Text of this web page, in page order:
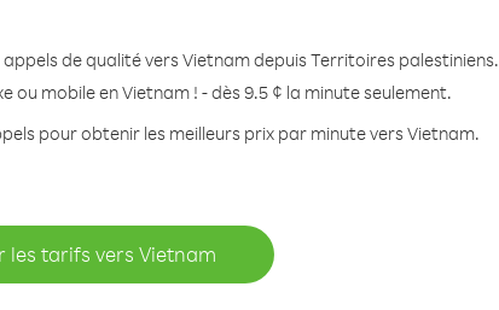
de qualité vers Vietnam depuis Territoires palestiniens.
ou mobile en Vietnam ! - dès 9.5 ¢ la minute seulement.
pour obtenir les meilleurs prix par minute vers Vietnam.
les tarifs vers Vietnam